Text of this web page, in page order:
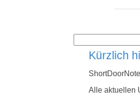
Kürzlich
Alle aktuellen